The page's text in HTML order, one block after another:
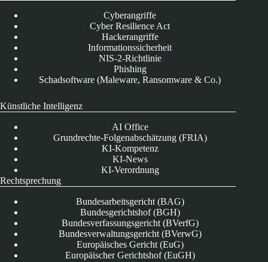
Cyberangriffe
Cyber Resilience Act
Hackerangriffe
Informationssicherheit
NIS-2-Richtlinie
Phishing
Schadsoftware (Maleware, Ransomware & Co.)
Künstliche Intelligenz
AI Office
Grundrechte-Folgenabschätzung (FRIA)
KI-Kompetenz
KI-News
KI-Verordnung
Rechtsprechung
Bundesarbeitsgericht (BAG)
Bundesgerichtshof (BGH)
Bundesverfassungsgericht (BVerfG)
Bundesverwaltungsgericht (BVerwG)
Europäisches Gericht (EuG)
Europäischer Gerichtshof (EuGH)